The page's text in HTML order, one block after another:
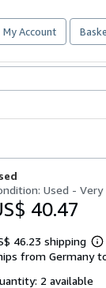
My Account
Used - Very
40.47
46.23 shipping
from Germany
2 available